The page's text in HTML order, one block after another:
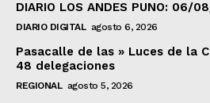
DIARIO LOS ANDES PUNO: 06/
DIARIO DIGITAL agosto 6, 2026
Pasacalle de las » Luces de la
48 delegaciones
REGIONAL agosto 5, 2026